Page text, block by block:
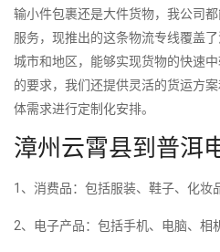
输小件包裹还是大件货物，我公司
服务，现推出的这条物流专线覆盖
城市和地区，能够实现货物的快速
的要求，我们还提供灵活的货运方
体需求进行定制化安排。
漳州云霄县到普洱
1、消费品：包括服装、鞋子、化妆
2、电子产品：包括手机、电脑、相